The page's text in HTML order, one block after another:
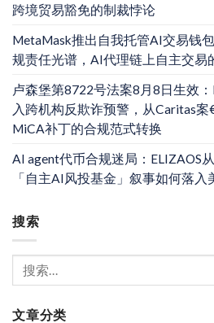
跨境贸易豁免的制裁悖论
MetaMask推出自我托管AI交易钱
规责任光谱，AI代理链上自主交易
卢森堡第8722号法案8月8日生效
入跨机构反欺诈预警，从Caritas
MiCA补丁的合规范式转换
AI agent代币合规迷局：ELIZAOS
「自主AI风投基金」叙事如何落入
搜索
文章分类